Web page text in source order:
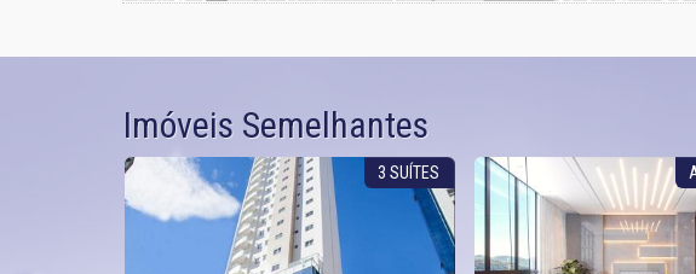
Imóveis Semelhantes
3 SUÍTES